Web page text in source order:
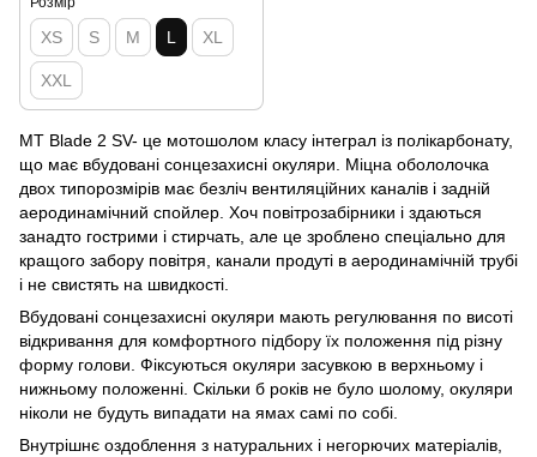
XS S M L XL
XXL
MT Blade 2 SV- це мотошолом класу інтеграл із полікарбонату,
що має вбудовані сонцезахисні окуляри. Міцна обололочка
двох типорозмірів має безліч вентиляційних каналів і задній
аеродинамічний спойлер. Хоч повітрозабірники і здаються
занадто гострими і стирчать, але це зроблено спеціально для
кращого забору повітря, канали продуті в аеродинамічній трубі
і не свистять на швидкості.
Вбудовані сонцезахисні окуляри мають регулювання по висоті
відкривання для комфортного підбору їх положення під різну
форму голови. Фіксуються окуляри засувкою в верхньому і
нижньому положенні. Скільки б років не було шолому, окуляри
ніколи не будуть випадати на ямах самі по собі.
Внутрішнє оздоблення з натуральних і негорючих матеріалів,